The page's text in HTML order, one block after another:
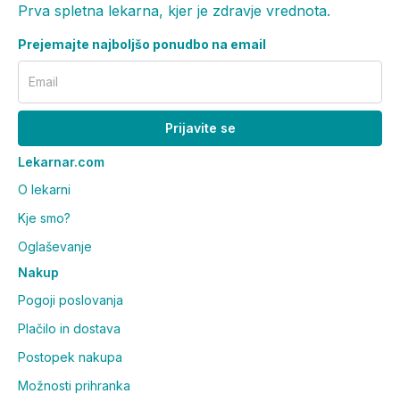
Prva spletna lekarna, kjer je zdravje vrednota.
Prejemajte najboljšo ponudbo na email
Email
Prijavite se
Lekarnar.com
O lekarni
Kje smo?
Oglaševanje
Nakup
Pogoji poslovanja
Plačilo in dostava
Postopek nakupa
Možnosti prihranka